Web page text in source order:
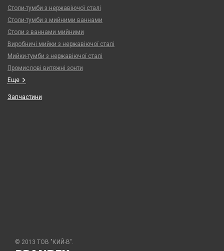
Столи-тумби з нержавіючої сталі
Столи-тумби з мийними ваннами
Столи з ваннами мийними
Виробничі мийки з нержавіючої сталі
Мийки-тумби з нержавіючої сталі
Промислові витяжні зонти
Еще
Запчастини
© 2013 ТОВ "КИЙ-В".